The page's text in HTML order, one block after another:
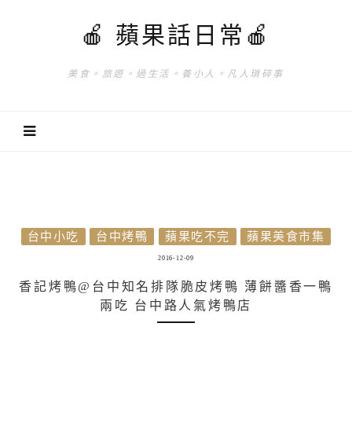
🍎 蘋果話日常🍎
美食。旅遊。過生活。養小人。凡人瑣碎事
台中小吃 台中烤鴨 蘋果吃不完 蘋果美食市集
2016-12-09
香記烤鴨@台中知名排隊脆皮烤鴨 薄餅醬香一鴨
兩吃 台中路人氣烤鴨店